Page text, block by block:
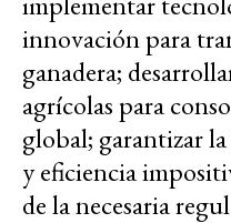
innovación para
ganadera;
agrícolas para
global; garantizar
y eficiencia
de la necesaria